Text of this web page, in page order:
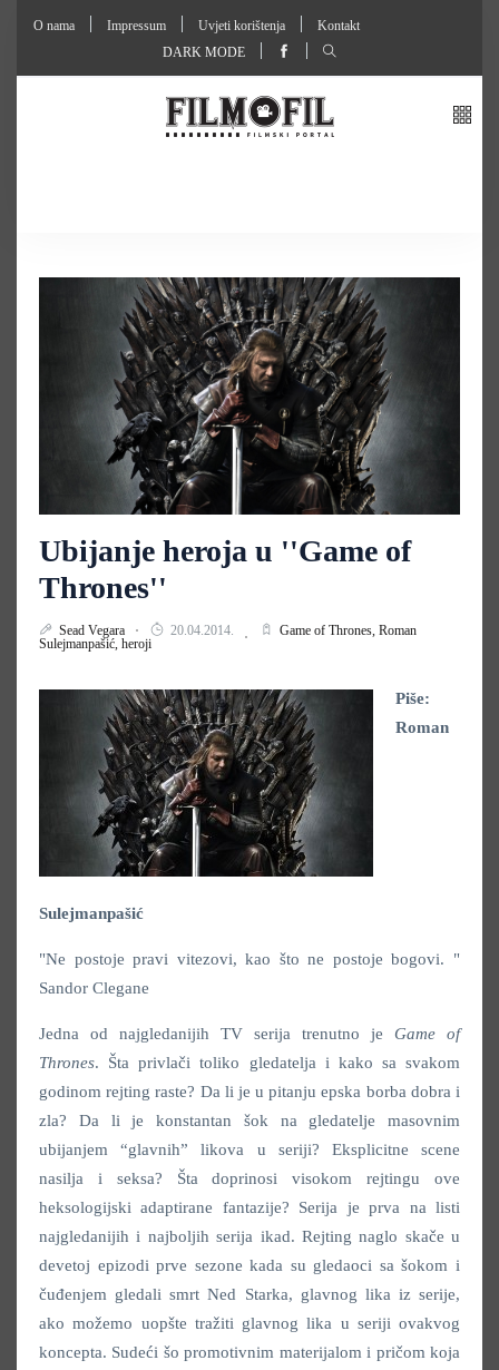
O nama Impressum Uvjeti korištenja
Kontakt
DARK MODE
Ubijanje heroja u ''Game of
Thrones''
Sead Vegara 20.04.2014. Game of Thrones, Roman
Sulejmanpašić, heroji
Piše:
Roman
Sulejmanpašić
"Ne postoje pravi vitezovi, kao što ne postoje bogovi. "
Sandor Clegane
Jedna od najgledanijih TV serija trenutno je Game of
Thrones. Šta privlači toliko gledatelja i kako sa svakom
godinom rejting raste? Da li je u pitanju epska borba dobra i
zla? Da li je konstantan šok na gledatelje masovnim
ubijanjem “glavnih” likova u seriji? Eksplicitne scene
nasilja i seksa? Šta doprinosi visokom rejtingu ove
heksologijski adaptirane fantazije? Serija je prva na listi
najgledanijih i najboljih serija ikad. Rejting naglo skače u
devetoj epizodi prve sezone kada su gledaoci sa šokom i
čuđenjem gledali smrt Ned Starka, glavnog lika iz serije,
ako možemo uopšte tražiti glavnog lika u seriji ovakvog
koncepta. Sudeći šo promotivnim materijalom i pričom koja